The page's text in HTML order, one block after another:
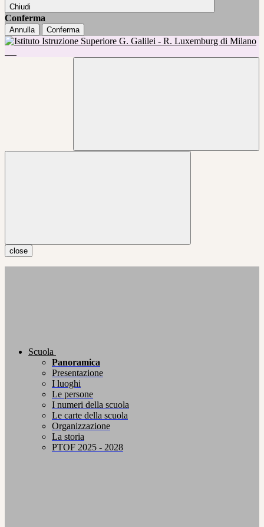
Chiudi
Conferma
Annulla Conferma
close
Scuola
Panoramica
Presentazione
I luoghi
Le persone
I numeri della scuola
Le carte della scuola
Organizzazione
La storia
PTOF 2025 - 2028